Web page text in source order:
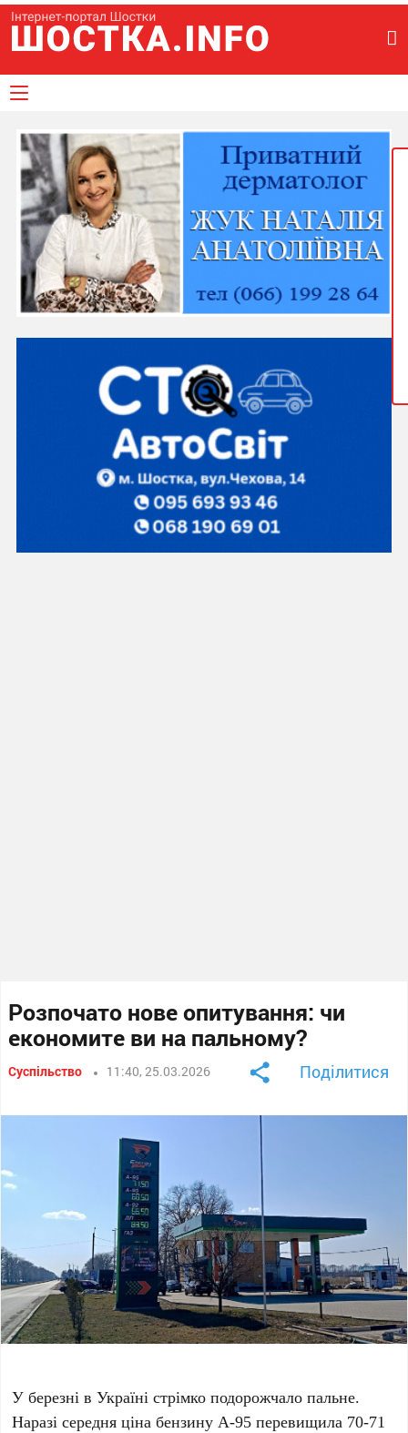
Розпочато нове опитування: чи
економите ви на пальному?
Суспільство 11:40, 25.03.2026 Поділитися
У березні в Україні стрімко подорожчало пальне.
Наразі середня ціна бензину А-95 перевищила 70-71